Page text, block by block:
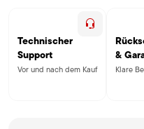
Technischer
Support
Vor und nach dem Kauf
&
Klare